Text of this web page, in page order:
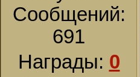
Сообщений:
691
Награды: 0